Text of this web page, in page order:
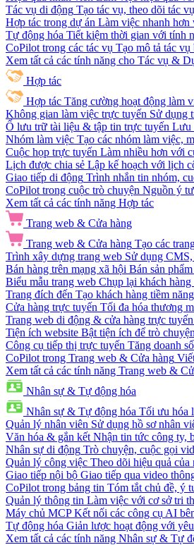
Tác vụ di động Tạo tác vụ, theo dõi tác
Hợp tác trong dự án Làm việc nhanh
Tự động hóa Tiết kiệm thời gian với tính
CoPilot trong các tác vụ Tạo mô tả tác
Xem tất cả các tính năng cho Tác vụ &
Hợp tác
Hợp tác Tăng cường hoạt động làm
Không gian làm việc trực tuyến Sử dụng
Ổ lưu trữ tài liệu & tập tin trực tuyến Lưu
Nhóm làm việc Tạo các nhóm làm việc,
Cuộc họp trực tuyến Làm nhiều hơn với
Lịch được chia sẻ Lập kế hoạch với lịch
Giao tiếp di động Trình nhắn tin nhóm,
CoPilot trong cuộc trò chuyện Nguồn ý
Xem tất cả các tính năng Hợp tác
Trang web & Cửa hàng
Trang web & Cửa hàng Tạo các
Trình xây dựng trang web Sử dụng
Bán hàng trên mạng xã hội Bán sản
Biểu mẫu trang web Chụp lại khách
Trang đích đến Tạo khách hàng tiềm
Cửa hàng trực tuyến Tối đa hóa thương
Trang web di động & cửa hàng trực tuyến
Tiện ích website Bật tiện ích để trò
Công cụ tiếp thị trực tuyến Tăng doanh
CoPilot trong Trang web & Cửa hàng
Xem tất cả các tính năng Trang web &
Nhân sự & Tự động hóa
Nhân sự & Tự động hóa Tối ưu hóa
Quản lý nhân viên Sử dụng hồ sơ nhân
Văn hóa & gắn kết Nhận tin tức công ty,
Nhân sự di động Trò chuyện, cuộc gọi
Quản lý công việc Theo dõi hiệu quả
Giao tiếp nội bộ Giao tiếp qua video
CoPilot trong bảng tin Tóm tắt chủ đề, ý
Quản lý thông tin Làm việc với cơ sở tri
Máy chủ MCP Kết nối các công cụ AI
Tự động hóa Giản lược hoạt động với
Xem tất cả các tính năng Nhân sự & Tự